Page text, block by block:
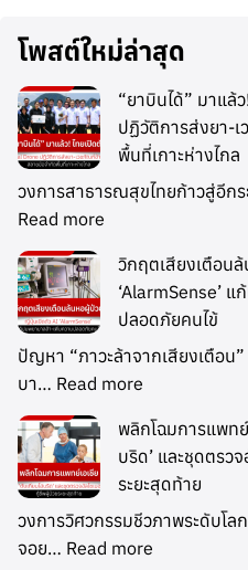
โพสต์ใหม่ล่าสุด
“ยาบินได้” มาแล้
ปฏิวัติการส่งยา-
พื้นที่เกาะห่างไกล
วงการสาธารณสุขไทยก้าวสู่อีก
Read more
วิกฤตเสียงเตือน
‘AlarmSense’
ปลอดภัยคนไข้
ปัญหา “ภาวะล้าจากเสียงเตือน
บา… Read more
พลิกโฉมการแพทย์
บริด’ และชุดตรว
ระยะสุดท้าย
วงการวิศวกรรมชีวภาพระดับโ
จอย… Read more